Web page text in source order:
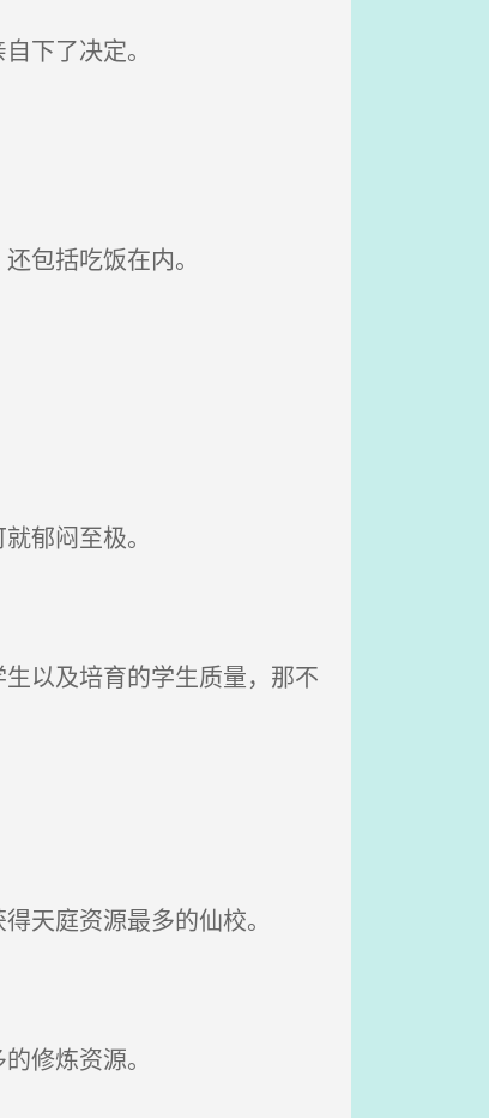
下了决定。
包括吃饭在内。
郁闷至极。
以及培育的学生质量，那不
天庭资源最多的仙校。
修炼资源。